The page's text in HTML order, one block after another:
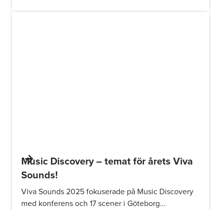
Music Discovery – temat för årets Viva
Sounds!
Viva Sounds 2025 fokuserade på Music Discovery
med konferens och 17 scener i Göteborg...